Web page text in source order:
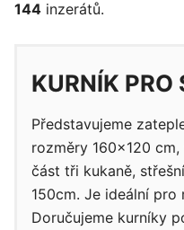
144 inzerátů.
KURNÍK PRO
Představujeme
rozměry 160×120
část tři kukaně,
150cm. Je ideální
Doručujeme kurníky